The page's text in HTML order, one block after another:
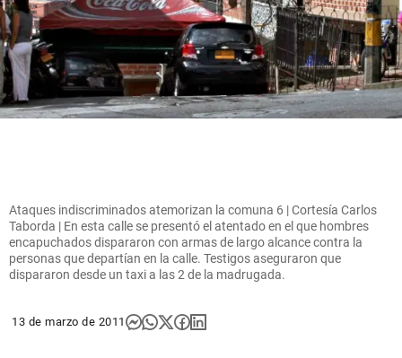
Ataques indiscriminados atemorizan la comuna 6 | Cortesía Carlos
Taborda | En esta calle se presentó el atentado en el que hombres
encapuchados dispararon con armas de largo alcance contra la
personas que departían en la calle. Testigos aseguraron que
dispararon desde un taxi a las 2 de la madrugada.
13 de marzo de 2011